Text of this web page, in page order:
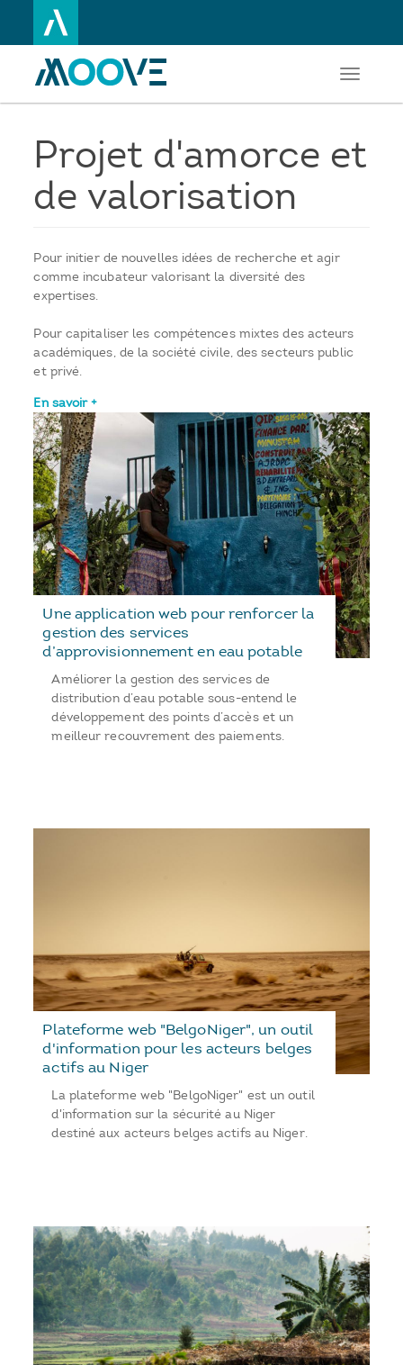
au
principal
Toggle
Projet d'amorce et
de valorisation
Pour initier de nouvelles idées de recherche et agir
comme incubateur valorisant la diversité des
expertises.
Pour capitaliser les compétences mixtes des acteurs
académiques, de la société civile, des secteurs public
et privé.
En savoir +
Une application web pour renforcer la
gestion des services
d’approvisionnement en eau potable
Améliorer la gestion des services de
distribution d’eau potable sous-entend le
développement des points d’accès et un
meilleur recouvrement des paiements.
Plateforme web "BelgoNiger", un outil
d'information pour les acteurs belges
actifs au Niger
La plateforme web "BelgoNiger" est un outil
d'information sur la sécurité au Niger
destiné aux acteurs belges actifs au Niger.